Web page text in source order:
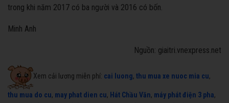
trong khi năm 2017 có ba người và 2016 có bốn.
Minh Anh
Nguồn: giaitri.vnexpress.net
Xem cải lương miễn phí: cai luong, thu mua xe nuoc mia cu,
thu mua do cu, may phat dien cu, Hát Chầu Văn, máy phát điện 3 pha,